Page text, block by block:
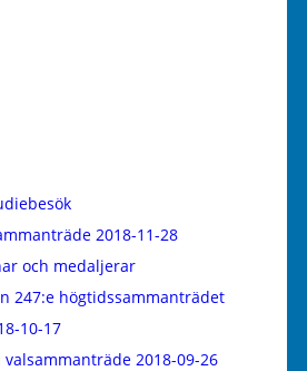
2018-11-28
och medaljerar
247:e högtidssammanträdet
10-17
valsammanträde 2018-09-26